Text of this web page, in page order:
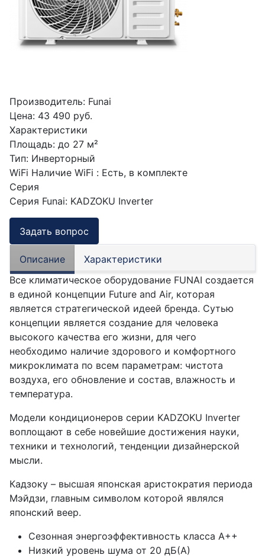
Производитель: Funai
Цена: 43 490 руб.
Характеристики
Площадь: до 27 м²
Тип: Инверторный
WiFi Наличие WiFi : Есть, в комплекте
Серия
Серия Funai: KADZOKU Inverter
Задать вопрос
Описание
Характеристики
Все климатическое оборудование FUNAI создается
в единой концепции Future and Air, которая
является стратегической идеей бренда. Сутью
концепции является создание для человека
высокого качества его жизни, для чего
необходимо наличие здорового и комфортного
микроклимата по всем параметрам: чистота
воздуха, его обновление и состав, влажность и
температура.
Модели кондиционеров серии KADZOKU Inverter
воплощают в себе новейшие достижения науки,
техники и технологий, тенденции дизайнерской
мысли.
Кадзоку – высшая японская аристократия периода
Мэйдзи, главным символом которой являлся
японский веер.
Сезонная энергоэффективность класса А++
Низкий уровень шума от 20 дБ(А)